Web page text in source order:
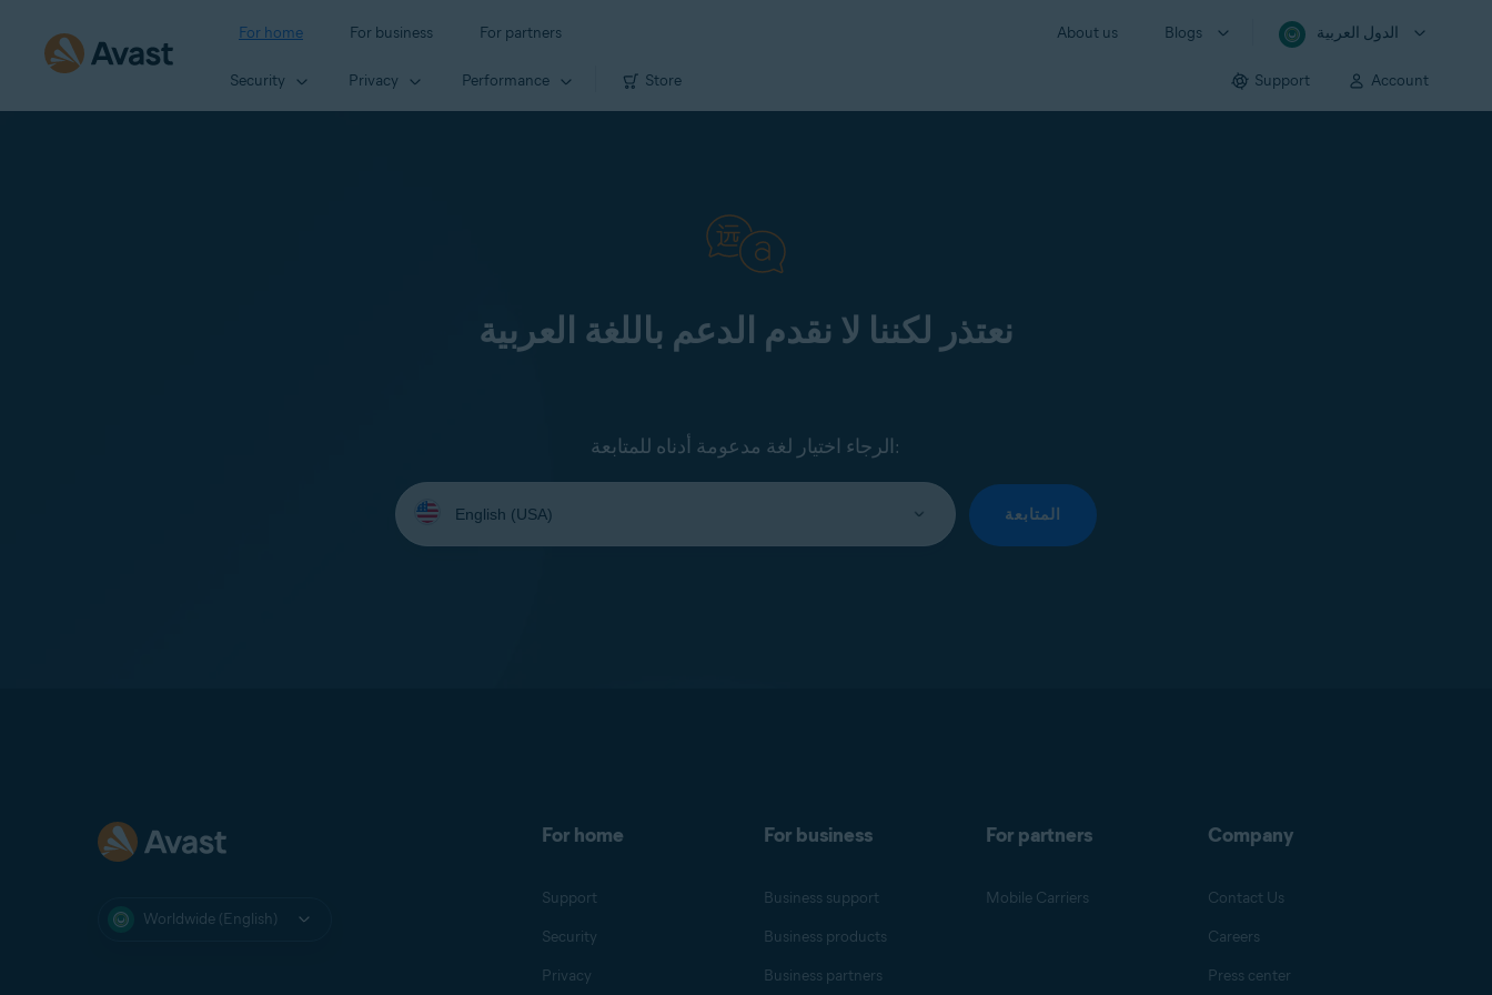
For home For business For partners About us Blogs الدول العربية
Security Privacy Performance Store Support Account
نعتذر لكننا لا نقدم الدعم باللغة العربية
الرجاء اختيار لغة مدعومة أدناه للمتابعة:
Select
your
language:
المتابعة
Worldwide (English)
For home
Support
Security
Privacy
For business
Business support
Business products
Business partners
For partners
Mobile Carriers
Company
Contact Us
Careers
Press center